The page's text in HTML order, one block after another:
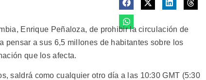
Enrique Peñaloza, de prohibir la circulación de
pensar a sus 6,5 millones de habitantes sobre los
que los afecta.
saldrá como cualquier otro día a las 10:30 GMT (5:30